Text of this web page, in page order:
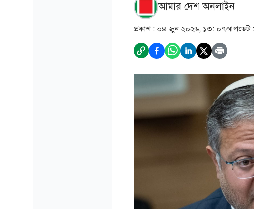
আমার দেশ অনলাইন
প্রকাশ : ০৪ জুন ২০২৬, ১৩: ০৭আপডেট :